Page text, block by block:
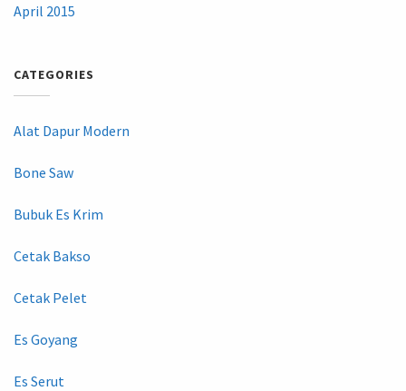
April 2015
CATEGORIES
Alat Dapur Modern
Bone Saw
Bubuk Es Krim
Cetak Bakso
Cetak Pelet
Es Goyang
Es Serut